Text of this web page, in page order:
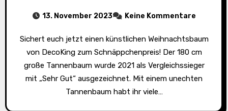
13. November 2023 Keine Kommentare
Sichert euch jetzt einen künstlichen Weihnachtsbaum
von DecoKing zum Schnäppchenpreis! Der 180 cm
große Tannenbaum wurde 2021 als Vergleichssieger
mit „Sehr Gut“ ausgezeichnet. Mit einem unechten
Tannenbaum habt ihr viele…